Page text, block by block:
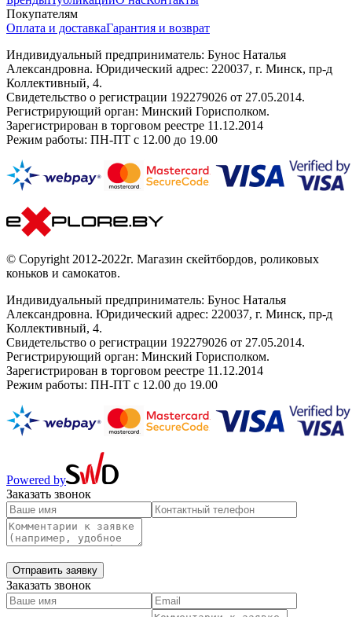
Покупателям
Оплата и доставкаГарантия и возврат
Индивидуальный предприниматель: Бунос Наталья
Александровна. Юридический адрес: 220037, г. Минск, пр-д
Коллективный, 4.
Свидетельство о регистрации 192279026 от 27.05.2014.
Регистрирующий орган: Минский Горисполком.
Зарегистрирован в торговом реестре 11.12.2014
Режим работы: ПН-ПТ с 12.00 до 19.00
© Copyright 2012-2022г. Магазин скейтбордов, роликовых
коньков и самокатов.
Индивидуальный предприниматель: Бунос Наталья
Александровна. Юридический адрес: 220037, г. Минск, пр-д
Коллективный, 4.
Свидетельство о регистрации 192279026 от 27.05.2014.
Регистрирующий орган: Минский Горисполком.
Зарегистрирован в торговом реестре 11.12.2014
Режим работы: ПН-ПТ с 12.00 до 19.00
Powered by
Заказать звонок
Заказать звонок